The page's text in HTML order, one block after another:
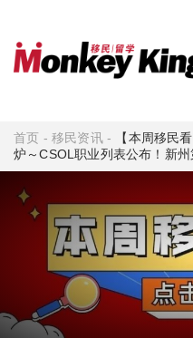
首页 -移民资讯-
【本周移民
炉～CSOL职业列表公布！新